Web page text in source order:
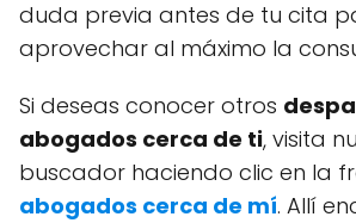
duda previa antes de tu cita
aprovechar al máximo la
Si deseas conocer otros
abogados cerca de ti, visita
buscador haciendo clic en la
abogados cerca de mí. Allí